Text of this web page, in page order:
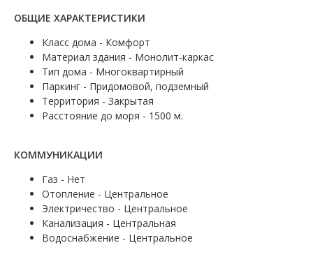
ОБЩИЕ ХАРАКТЕРИСТИКИ
Класс дома - Комфорт
Материал здания - Монолит-каркас
Тип дома - Многоквартирный
Паркинг - Придомовой, подземный
Территория - Закрытая
Расстояние до моря - 1500 м.
КОММУНИКАЦИИ
Газ - Нет
Отопление - Центральное
Электричество - Центральное
Канализация - Центральная
Водоснабжение - Центральное